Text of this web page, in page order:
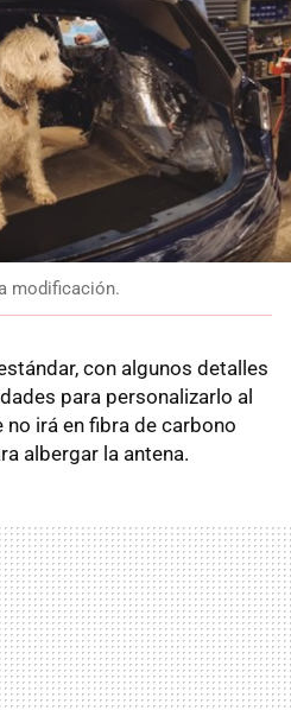
modificación.
con algunos detalles
para personalizarlo al
no irá en fibra de carbono
albergar la antena.